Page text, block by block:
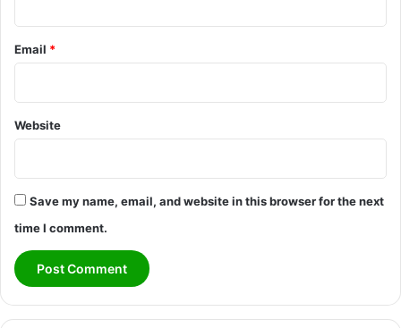
Email *
Website
Save my name, email, and website in this browser for the next
time I comment.